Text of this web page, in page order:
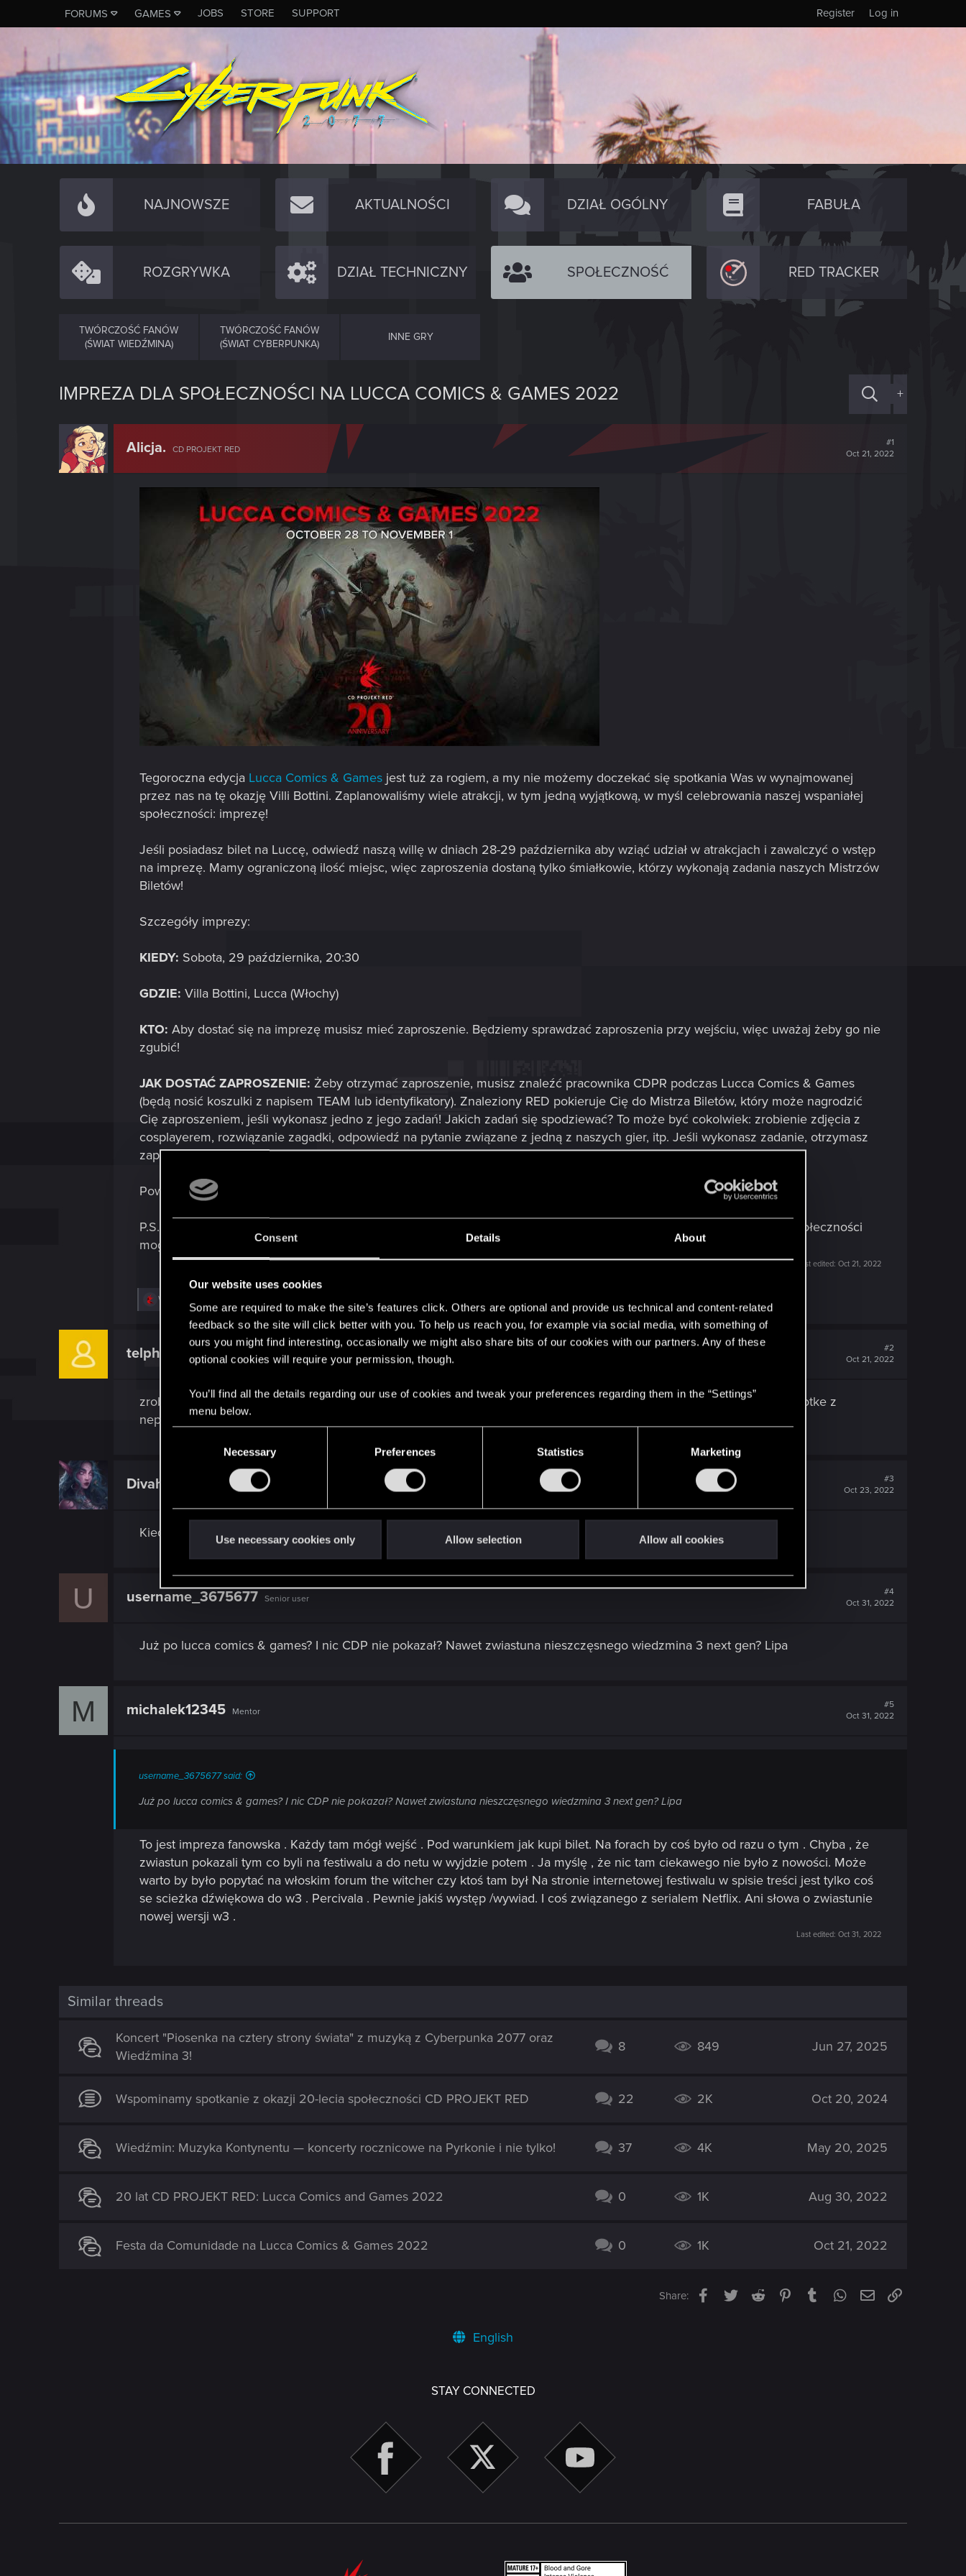
Consent Details About
Our website uses cookies
Some are required to make the site’s features click. Others are optional and provide us technical and content-related
feedback so the site will click better with you. To help us reach you, for example via social media, with something of
ours you might find interesting, occasionally we might also share bits of our cookies with our partners. Any of these
optional cookies will require your permission, though.
You’ll find all the details regarding our use of cookies and tweak your preferences regarding them in the “Settings”
menu below.
e
l
t
Necessary Preferences Statistics Marketing
Use necessary cookies only Allow selection Allow all cookies
FORUMS GAMES JOBS STORE SUPPORT Log in
Register
NAJNOWSZE AKTUALNOŚCI DZIAŁ OGÓLNY FABUŁA
ROZGRYWKA DZIAŁ TECHNICZNY SPOŁECZNOŚĆ RED TRACKER
TWÓRCZOŚĆ FANÓW
(ŚWIAT WIEDŹMINA)
TWÓRCZOŚĆ FANÓW
(ŚWIAT CYBERPUNKA)
INNE GRY
IMPREZA DLA SPOŁECZNOŚCI NA LUCCA COMICS & GAMES 2022 +
Alicja. CD PROJEKT RED
#1
Oct 21, 2022
Tegoroczna edycja Lucca Comics & Games jest tuż za rogiem, a my nie możemy doczekać się spotkania Was w wynajmowanej
przez nas na tę okazję Villi Bottini. Zaplanowaliśmy wiele atrakcji, w tym jedną wyjątkową, w myśl celebrowania naszej wspaniałej
społeczności: imprezę!
Jeśli posiadasz bilet na Luccę, odwiedź naszą willę w dniach 28-29 października aby wziąć udział w atrakcjach i zawalczyć o wstęp
na imprezę. Mamy ograniczoną ilość miejsc, więc zaproszenia dostaną tylko śmiałkowie, którzy wykonają zadania naszych Mistrzów
Biletów!
Szczegóły imprezy:
KIEDY: Sobota, 29 października, 20:30
GDZIE: Villa Bottini, Lucca (Włochy)
KTO: Aby dostać się na imprezę musisz mieć zaproszenie. Będziemy sprawdzać zaproszenia przy wejściu, więc uważaj żeby go nie
zgubić!
JAK DOSTAĆ ZAPROSZENIE: Żeby otrzymać zaproszenie, musisz znaleźć pracownika CDPR podczas Lucca Comics & Games
(będą nosić koszulki z napisem TEAM lub identyfikatory). Znaleziony RED pokieruje Cię do Mistrza Biletów, który może nagrodzić
Cię zaproszeniem, jeśli wykonasz jedno z jego zadań! Jakich zadań się spodziewać? To może być cokolwiek: zrobienie zdjęcia z
cosplayerem, rozwiązanie zagadki, odpowiedź na pytanie związane z jedną z naszych gier, itp. Jeśli wykonasz zadanie, otrzymasz
zaproszenia na imprezę!
Powodzenie i do zobaczenia na Lucce!
P.S. Mimo, że impreza odbywa się we Włoszech, będzie prowadzona po angielsku, aby wszyscy członkowie naszej społeczności
mogli się dogadać. Poza tym, w tym języku mówią wszyscy REDzi!
Last edited: Oct 21, 2022
R
i
:
W_Wallace
telpher78 Forum regular
#2
Oct 21, 2022
zrobilibyscie spotkanie z Neptunem w trojmiescie tak dla..przekory i uroku ) Redzi na Starowce
robiacy rodzinna fotke z
neptunem
Albo na wisloujsciu jest sporo magicznych miejsc gdzie..muilo by bylo Was spotkac,pogadac...
Divah
#3
Oct 23, 2022
Kiedy event Halloween'owy?
U username_3675677 Senior user
#4
Oct 31, 2022
Już po lucca comics & games? I nic CDP nie pokazał? Nawet zwiastuna nieszczęsnego wiedzmina 3 next gen? Lipa
M michalek12345 Mentor
#5
Oct 31, 2022
username_3675677 said:
Już po lucca comics & games? I nic CDP nie pokazał? Nawet zwiastuna nieszczęsnego wiedzmina 3 next gen? Lipa
To jest impreza fanowska . Każdy tam mógł wejść . Pod warunkiem jak kupi bilet. Na forach by coś było od razu o tym . Chyba , że
zwiastun pokazali tym co byli na festiwalu a do netu w wyjdzie potem . Ja myślę , że nic tam ciekawego nie było z nowości. Może
warto by było popytać na włoskim forum the witcher czy ktoś tam był Na stronie internetowej festiwalu w spisie treści jest tylko coś
se scieżka dźwiękowa do w3 . Percivala . Pewnie jakiś występ /wywiad. I coś związanego z serialem Netflix. Ani słowa o zwiastunie
nowej wersji w3 .
Last edited: Oct 31, 2022
Similar threads
Koncert "Piosenka na cztery strony świata" z muzyką z Cyberpunka 2077 oraz
Wiedźmina 3!
8 849 Jun 27, 2025
Wspominamy spotkanie z okazji 20-lecia społeczności CD PROJEKT RED 22 2K Oct 20, 2024
Wiedźmin: Muzyka Kontynentu — koncerty rocznicowe na Pyrkonie i nie tylko! 37 4K May 20, 2025
20 lat CD PROJEKT RED: Lucca Comics and Games 2022 0 1K Aug 30, 2022
Festa da Comunidade na Lucca Comics & Games 2022 0 1K Oct 21, 2022
Share: Facebook
TwitterReddit PinterestTumblrWhatsApp
EmailLink
English
STAY CONNECTED